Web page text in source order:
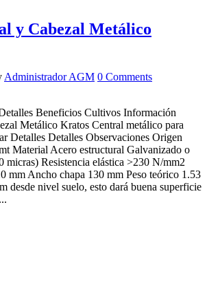
y Cabezal Metálico
Administrador AGM 0 Comments
Beneficios Cultivos Información
Metálico Kratos Central metálico para
Detalles Detalles Observaciones Origen
Material Acero estructural Galvanizado o
micras) Resistencia elástica >230 N/mm2
mm Ancho chapa 130 mm Peso teórico 1.53
desde nivel suelo, esto dará buena superficie